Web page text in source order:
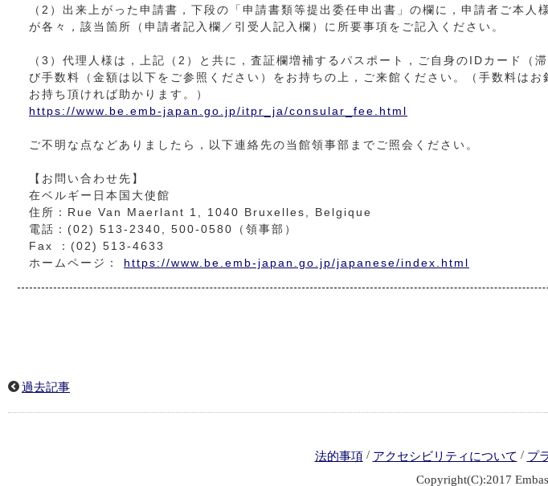
（2）出来上がった申請書，下段の「申請書類等提出委任申出書」の欄に，申請者ご本人
が各々，該当箇所（申請者記入欄／引受人記入欄）に所要事項をご記入ください。
（3）代理人様は，上記（2）と共に，査証欄増補するパスポート，ご自身のIDカード（
び手数料（金額は以下をご参照ください）をお持ちの上，ご来館ください。（手数料はお
お持ち頂ければ助かります。）
https://www.be.emb-japan.go.jp/itpr_ja/consular_fee.html
ご不明な点などありましたら，以下連絡先の当館領事部までご照会ください。
【お問い合わせ先】
在ベルギー日本国大使館
住所：Rue Van Maerlant 1, 1040 Bruxelles, Belgique
電話：(02) 513-2340, 500-0580（領事部）
Fax ：(02) 513-4633
ホームページ： https://www.be.emb-japan.go.jp/japanese/index.html
過去記事
法的事項 / アクセシビリティについて / プ
Copyright(C):2017